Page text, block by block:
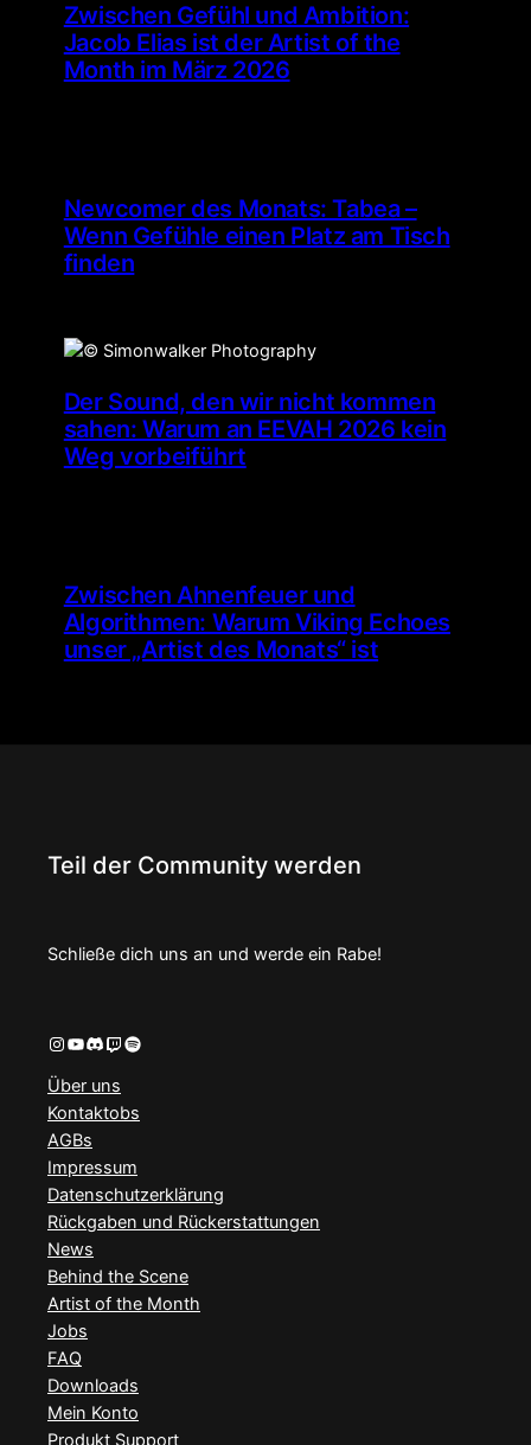
Zwischen Gefühl und Ambition:
Jacob Elias ist der Artist of the
Month im März 2026
Newcomer des Monats: Tabea –
Wenn Gefühle einen Platz am Tisch
finden
Der Sound, den wir nicht kommen
sahen: Warum an EEVAH 2026 kein
Weg vorbeiführt
Zwischen Ahnenfeuer und
Algorithmen: Warum Viking Echoes
unser „Artist des Monats“ ist
Teil der Community werden
Schließe dich uns an und werde ein Rabe!
Instagram YouTube Discord Twitch Spotify
Über uns
Kontaktobs
AGBs
Impressum
Datenschutzerklärung
Rückgaben und Rückerstattungen
News
Behind the Scene
Artist of the Month
Jobs
FAQ
Downloads
Mein Konto
Produkt Support